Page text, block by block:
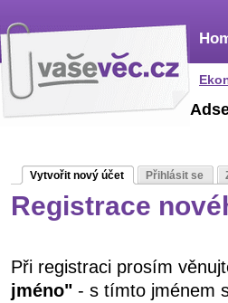
Vytvořit nový účet Přihlásit se
Registrace
Při registraci prosím
jméno" - s tímto jménem